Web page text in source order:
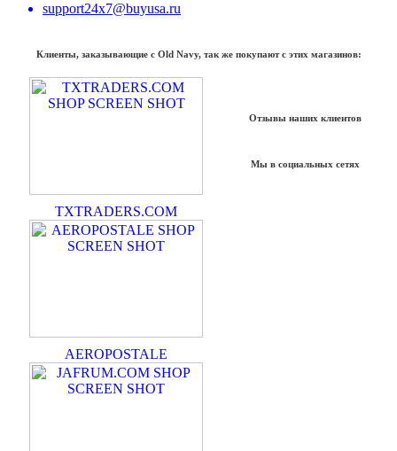
support24x7@buyusa.ru
Клиенты, заказывающие с Old Navy, так же покупают с этих магазинов:
TXTRADERS.COM
AEROPOSTALE
Отзывы наших клиентов
Мы в социальных сетях